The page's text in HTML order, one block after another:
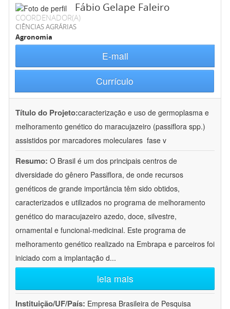
Fábio Gelape Faleiro
COORDENADOR(A)
CIÊNCIAS AGRÁRIAS
Agronomia
E-mail
Currículo
Título do Projeto:caracterização e uso de germoplasma e
melhoramento genético do maracujazeiro (passiflora spp.)
assistidos por marcadores moleculares  fase v
Resumo: O Brasil é um dos principais centros de
diversidade do gênero Passiflora, de onde recursos
genéticos de grande importância têm sido obtidos,
caracterizados e utilizados no programa de melhoramento
genético do maracujazeiro azedo, doce, silvestre,
ornamental e funcional-medicinal. Este programa de
melhoramento genético realizado na Embrapa e parceiros foi
iniciado com a implantação d...
leia mais
Instituição/UF/País: Empresa Brasileira de Pesquisa